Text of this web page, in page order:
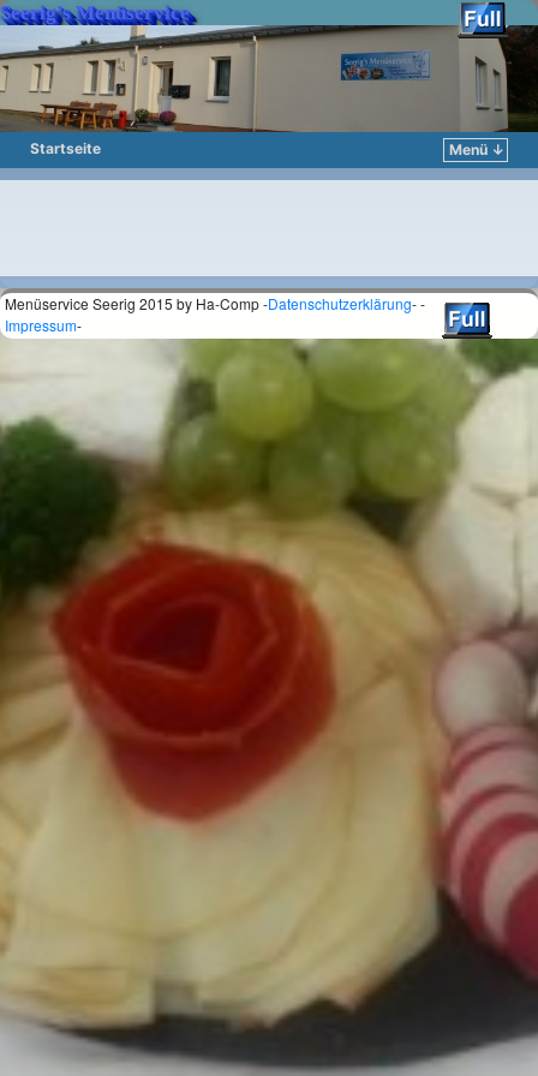
Seerig’s Menüservice
Startseite
Menü ↓
Zum Inhalt wechseln
Zum sekundären Inhalt wechseln
Menüservice Seerig 2015 by Ha-Comp -Datenschutzerklärung- -
Impressum-